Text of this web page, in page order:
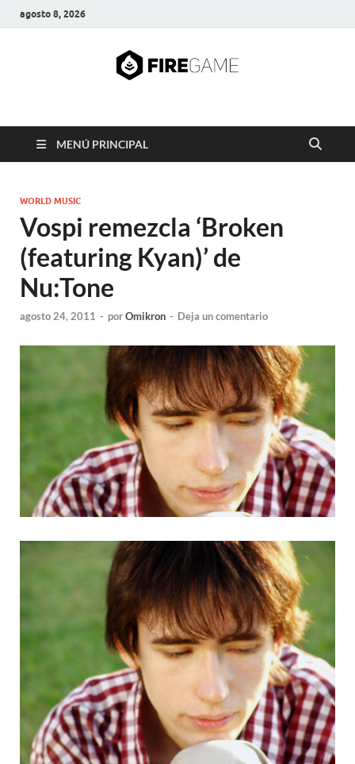
agosto 8, 2026
FIRE GAME
MENÚ PRINCIPAL
WORLD MUSIC
Vospi remezcla ‘Broken
(featuring Kyan)’ de
Nu:Tone
agosto 24, 2011 - porOmikron - Deja un comentario